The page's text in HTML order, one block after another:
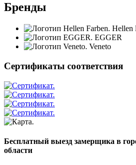
Бренды
Hellen
EGGER
Veneto
Сертификаты соответствия
Бесплатный выезд замерщика в
области